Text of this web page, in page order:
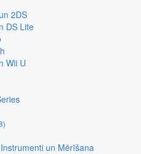
2DS
DS Lite
Wii U
Instrumenti un Mērīšana